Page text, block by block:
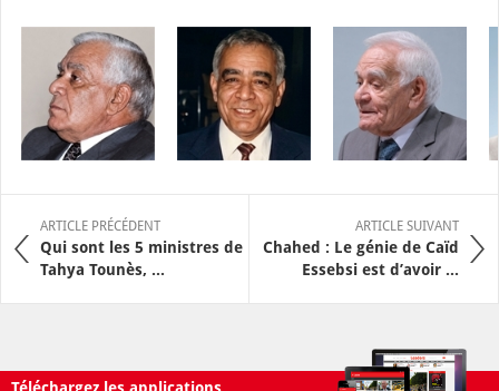
ARTICLE PRÉCÉDENT
Qui sont les 5 ministres de
Tahya Tounès, ...
ARTICLE SUIVANT
Chahed : Le génie de Caïd
Essebsi est d’avoir ...